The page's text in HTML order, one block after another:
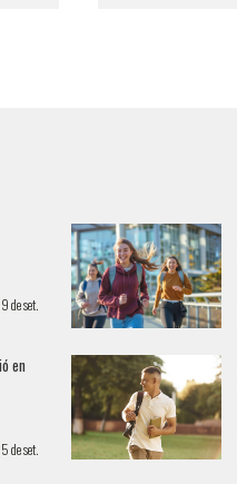
de set.
en
de set.